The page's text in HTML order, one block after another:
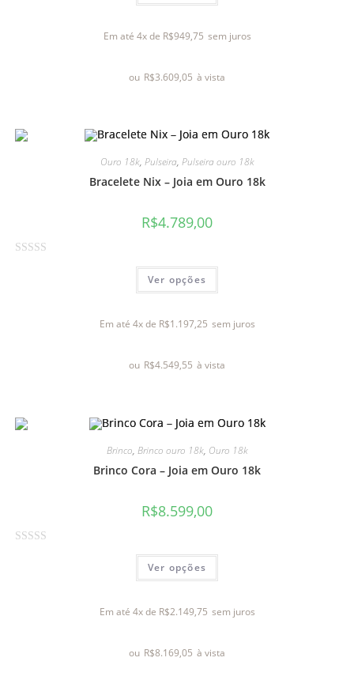
0
Em até 4x de R$949,75 sem juros
ou R$3.609,05 à vista
Ouro 18k, Pulseira, Pulseira ouro 18k
Bracelete Nix – Joia em Ouro 18k
R$4.789,00
0
Ver opções
Em até 4x de R$1.197,25 sem juros
ou R$4.549,55 à vista
Brinco, Brinco ouro 18k, Ouro 18k
Brinco Cora – Joia em Ouro 18k
R$8.599,00
Ver opções
Em até 4x de R$2.149,75 sem juros
ou R$8.169,05 à vista